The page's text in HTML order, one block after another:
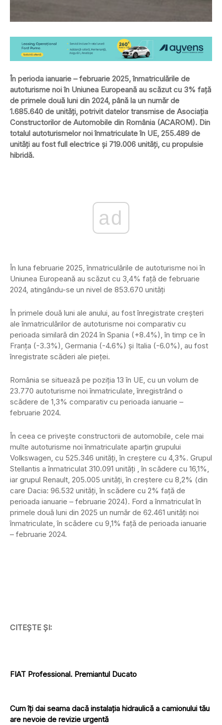
În perioda ianuarie – februarie 2025, înmatriculările de
autoturisme noi în Uniunea Europeană au scăzut cu 3% față
de primele două luni din 2024, până la un număr de
1.685.640 de unități, potrivit datelor transmise de Asociația
Constructorilor de Automobile din România (ACAROM). Din
totalul autoturismelor noi înmatriculate în UE, 255.489 de
unități au fost full electrice și 719.006 unități, cu propulsie
hibridă.
ad
În luna februarie 2025, înmatriculările de autoturisme noi în
Uniunea Europeană au scăzut cu 3,4% față de februarie
2024, atingându-se un nivel de 853.670 unități
În primele două luni ale anului, au fost înregistrate creșteri
ale înmatriculărilor de autoturisme noi comparativ cu
perioada similară din 2024 în Spania (+8.4%), în timp ce în
Franța (-3.3%), Germania (-4.6%) și Italia (-6.0%), au fost
înregistrate scăderi ale pieței.
România se situează pe poziția 13 în UE, cu un volum de
23.770 autoturisme noi înmatriculate, înregistrând o
scădere de 1,3% comparativ cu perioada ianuarie –
februarie 2024.
În ceea ce privește constructorii de automobile, cele mai
multe autoturisme noi înmatriculate aparțin grupului
Volkswagen, cu 525.346 unități, în creștere cu 4,3%. Grupul
Stellantis a înmatriculat 310.091 unități , în scădere cu 16,1%,
iar grupul Renault, 205.005 unități, în creștere cu 8,2% (din
care Dacia: 96.532 unități, în scădere cu 2% față de
perioada ianuarie – februarie 2024). Ford a înmatriculat în
primele două luni din 2025 un număr de 62.461 unități noi
înmatriculate, în scădere cu 9,1% față de perioada ianuarie
– februarie 2024.
CITEȘTE ȘI:
FIAT Professional. Premiantul Ducato
Cum îți dai seama dacă instalația hidraulică a camionului tău
are nevoie de revizie urgentă